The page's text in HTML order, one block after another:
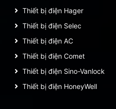
Thiết bị điện Hager
Thiết bị điện Selec
Thiết bị điện AC
Thiết bị điện Comet
Thiết bị điện Sino-Vanlock
Thiết bị điện HoneyWell